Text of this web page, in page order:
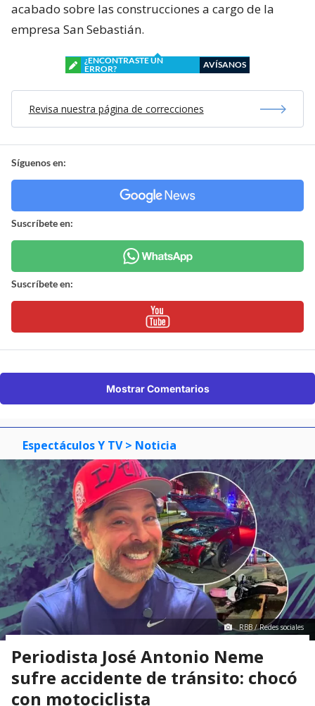
acabado sobre las construcciones a cargo de la
empresa San Sebastián.
¿ENCONTRASTE UN
ERROR?
AVÍSANOS
Revisa nuestra página de correcciones
Síguenos en:
Suscríbete en:
Suscríbete en:
Mostrar Comentarios
Espectáculos Y TV > Noticia
RBB / Redes sociales
Periodista José Antonio Neme
sufre accidente de tránsito: chocó
con motociclista